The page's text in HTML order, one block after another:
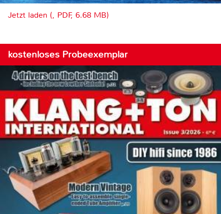
Jetzt laden (, PDF, 6.68 MB)
kostenloses Probeexemplar